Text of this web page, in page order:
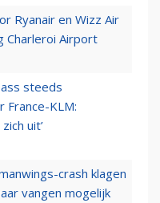
Ryanair en Wizz Air
Charleroi Airport
steeds
France-KLM:
uit’
crash klagen
vangen mogelijk